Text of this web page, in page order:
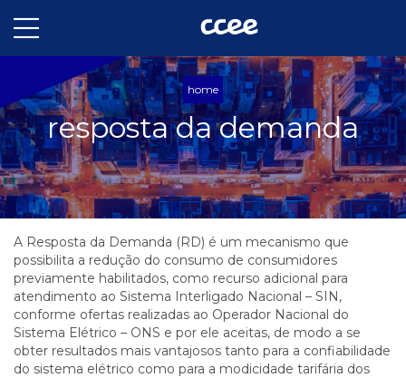
home
resposta da demanda
A Resposta da Demanda (RD) é um mecanismo que
possibilita a redução do consumo de consumidores
previamente habilitados, como recurso adicional para
atendimento ao Sistema Interligado Nacional – SIN,
conforme ofertas realizadas ao Operador Nacional do
Sistema Elétrico – ONS e por ele aceitas, de modo a se
obter resultados mais vantajosos tanto para a confiabilidade
do sistema elétrico como para a modicidade tarifária dos